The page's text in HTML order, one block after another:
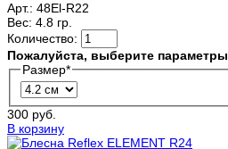
Арт.: 48El-R22
Вес: 4.8 гр.
Количество:
Пожалуйста, выберите параметры
Размер*
300 руб.
В корзину